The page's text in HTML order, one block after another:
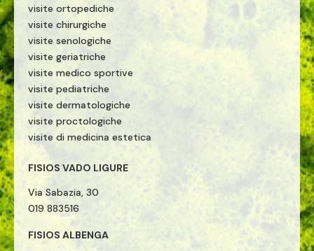
visite ortopediche
visite chirurgiche
visite senologiche
visite geriatriche
visite medico sportive
visite pediatriche
visite dermatologiche
visite proctologiche
visite di medicina estetica
FISIOS VADO LIGURE
Via Sabazia, 30
019 883516
FISIOS ALBENGA